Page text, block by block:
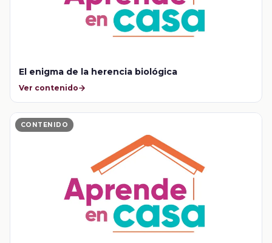
El enigma de la herencia biológica
Ver contenido
CONTENIDO